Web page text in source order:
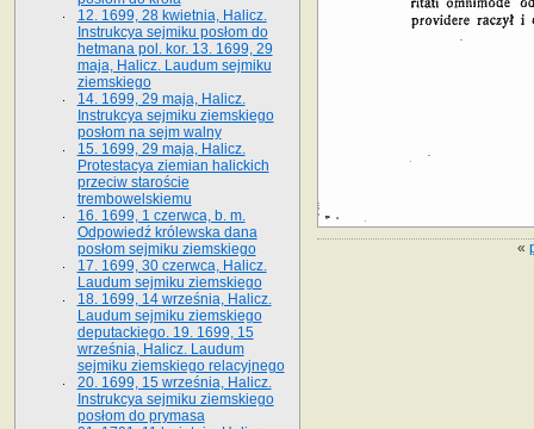
«
12. 1699, 28 kwietnia, Halicz.
Instrukcya sejmiku posłom do
hetmana pol. kor. 13. 1699, 29
maja, Halicz. Laudum sejmiku
ziemskiego
14. 1699, 29 maja, Halicz.
Instrukcya sejmiku ziemskiego
posłom na sejm walny
15. 1699, 29 maja, Halicz.
Protestacya ziemian halickich
przeciw staroście
trembowelskiemu
16. 1699, 1 czerwca, b. m.
Odpowiedź królewska dana
posłom sejmiku ziemskiego
17. 1699, 30 czerwca, Halicz.
Laudum sejmiku ziemskiego
18. 1699, 14 września, Halicz.
Laudum sejmiku ziemskiego
deputackiego. 19. 1699, 15
września, Halicz. Laudum
sejmiku ziemskiego relacyjnego
20. 1699, 15 września, Halicz.
Instrukcya sejmiku ziemskiego
posłom do prymasa